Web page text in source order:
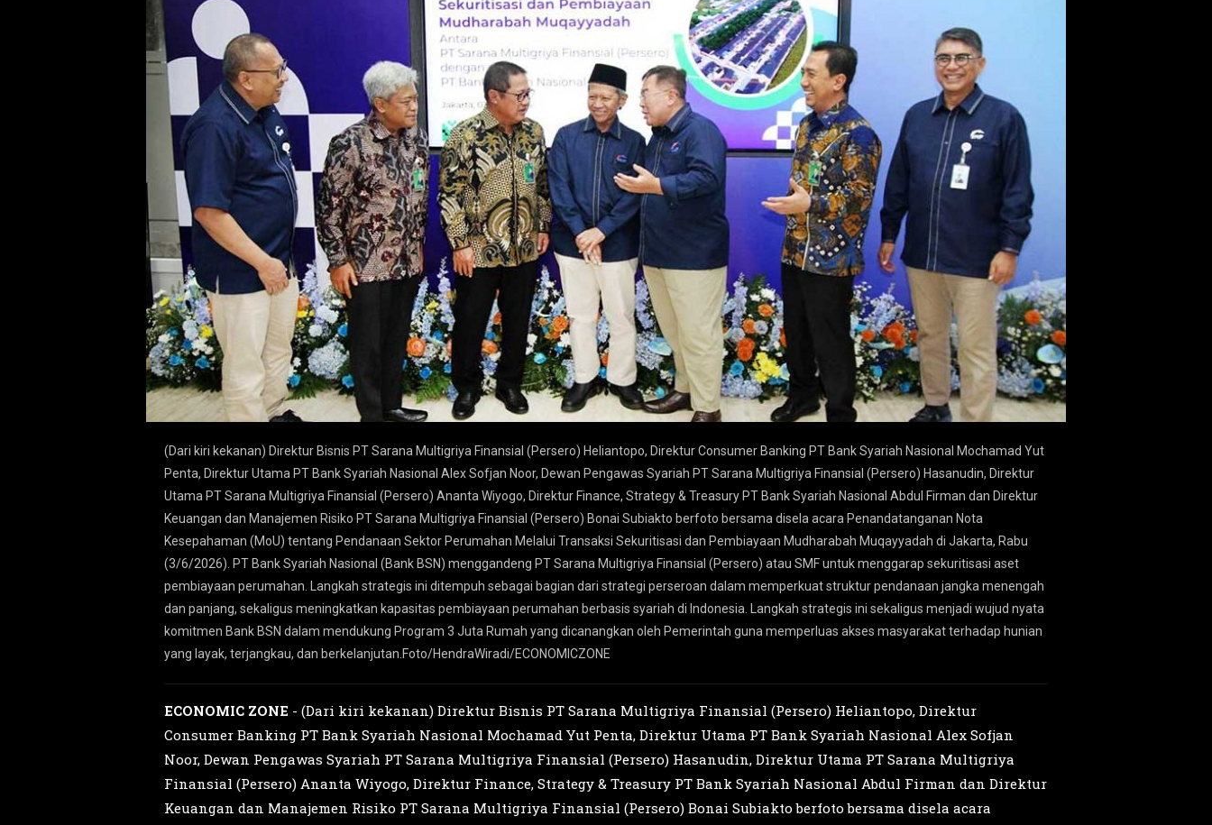
(Dari kiri kekanan) Direktur Bisnis PT Sarana Multigriya Finansial (Persero) Heliantopo, Direktur Consumer Banking PT Bank Syariah Nasional Mochamad Yut
Penta, Direktur Utama PT Bank Syariah Nasional Alex Sofjan Noor, Dewan Pengawas Syariah PT Sarana Multigriya Finansial (Persero) Hasanudin, Direktur
Utama PT Sarana Multigriya Finansial (Persero) Ananta Wiyogo, Direktur Finance, Strategy & Treasury PT Bank Syariah Nasional Abdul Firman dan Direktur
Keuangan dan Manajemen Risiko PT Sarana Multigriya Finansial (Persero) Bonai Subiakto berfoto bersama disela acara Penandatanganan Nota
Kesepahaman (MoU) tentang Pendanaan Sektor Perumahan Melalui Transaksi Sekuritisasi dan Pembiayaan Mudharabah Muqayyadah di Jakarta, Rabu
(3/6/2026). PT Bank Syariah Nasional (Bank BSN) menggandeng PT Sarana Multigriya Finansial (Persero) atau SMF untuk menggarap sekuritisasi aset
pembiayaan perumahan. Langkah strategis ini ditempuh sebagai bagian dari strategi perseroan dalam memperkuat struktur pendanaan jangka menengah
dan panjang, sekaligus meningkatkan kapasitas pembiayaan perumahan berbasis syariah di Indonesia. Langkah strategis ini sekaligus menjadi wujud nyata
komitmen Bank BSN dalam mendukung Program 3 Juta Rumah yang dicanangkan oleh Pemerintah guna memperluas akses masyarakat terhadap hunian
yang layak, terjangkau, dan berkelanjutan.Foto/HendraWiradi/ECONOMICZONE
ECONOMIC ZONE - (Dari kiri kekanan) Direktur Bisnis PT Sarana Multigriya Finansial (Persero) Heliantopo, Direktur
Consumer Banking PT Bank Syariah Nasional Mochamad Yut Penta, Direktur Utama PT Bank Syariah Nasional Alex Sofjan
Noor, Dewan Pengawas Syariah PT Sarana Multigriya Finansial (Persero) Hasanudin, Direktur Utama PT Sarana Multigriya
Finansial (Persero) Ananta Wiyogo, Direktur Finance, Strategy & Treasury PT Bank Syariah Nasional Abdul Firman dan Direktur
Keuangan dan Manajemen Risiko PT Sarana Multigriya Finansial (Persero) Bonai Subiakto berfoto bersama disela acara